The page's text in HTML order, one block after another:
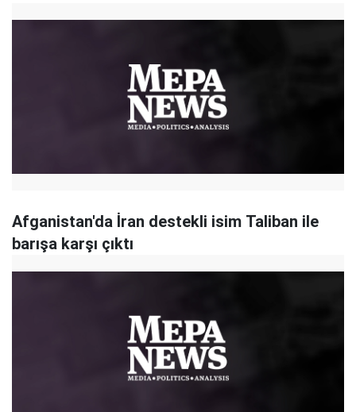
Afganistan'da İran destekli isim Taliban ile
barışa karşı çıktı